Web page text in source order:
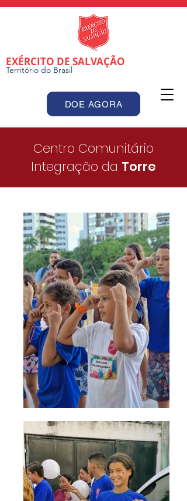
DOE AGORA
EXÉRCITO DE SALVAÇÃO
Território do Brasil
Centro Comunitário
Integração da Torre